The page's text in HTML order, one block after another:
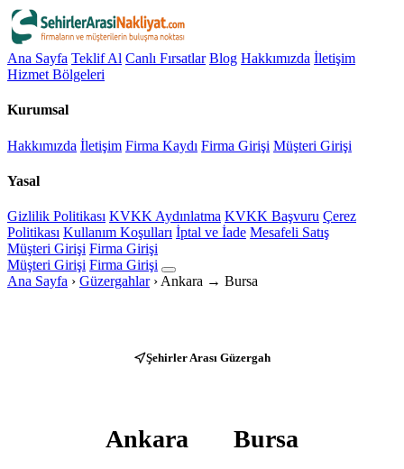
Ana Sayfa Teklif Al Canlı Fırsatlar Blog Hakkımızda İletişim
Hizmet Bölgeleri
Kurumsal
Hakkımızda İletişim Firma Kaydı Firma Girişi Müşteri Girişi
Yasal
Gizlilik Politikası KVKK Aydınlatma KVKK Başvuru Çerez
Politikası Kullanım Koşulları İptal ve İade Mesafeli Satış
Müşteri Girişi Firma Girişi
Müşteri Girişi Firma Girişi
Ana Sayfa › Güzergahlar › Ankara → Bursa
Şehirler Arası Güzergah
Ankara Bursa